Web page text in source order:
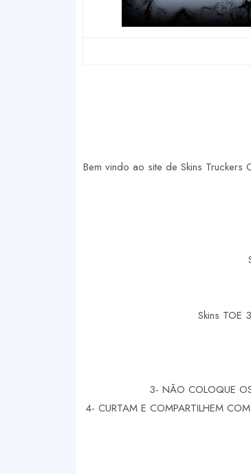
Bem vindo ao site de Skins
Skins TOE
3- NÃO COLOQUE
4- CURTAM E COMPARTILHEM